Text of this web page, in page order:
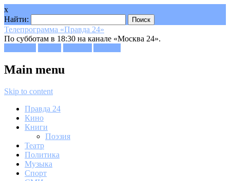
x
Найти:
Телепрограмма «Правда 24»
По субботам в 18:30 на канале «Москва 24».
Main menu
Skip to content
Правда 24
Кино
Книги
Поэзия
Театр
Политика
Музыка
Спорт